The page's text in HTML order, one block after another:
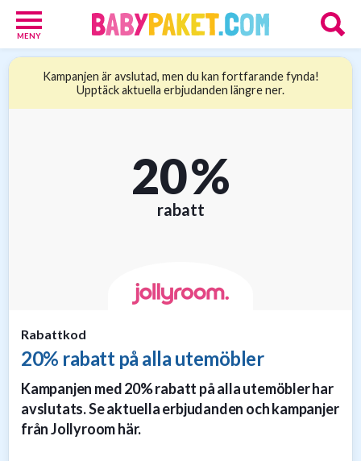
MENY
Kampanjen är avslutad, men du kan fortfarande fynda!
Upptäck aktuella erbjudanden längre ner.
20 %
rabatt
Rabattkod
20% rabatt på alla utemöbler
Kampanjen med 20% rabatt på alla utemöbler har
avslutats. Se aktuella erbjudanden och kampanjer
från Jollyroom här.
Föräldrar